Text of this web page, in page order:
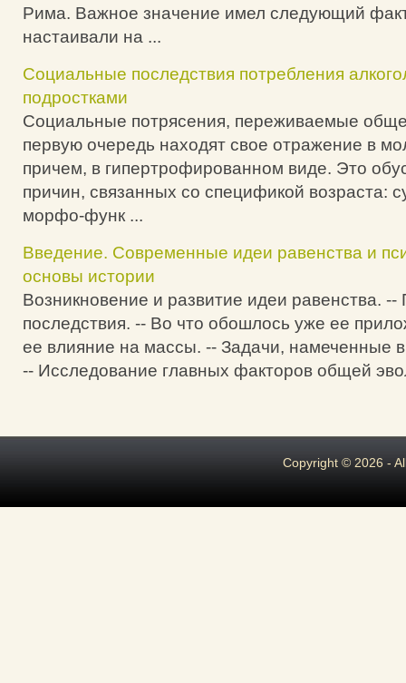
Рима. Важное значение имел следующий
настаивали на ...
Социальные последствия потребления
подростками
Социальные потрясения, переживаемые
первую очередь находят свое отражение в
причем, в гипертрофированном виде. Это
причин, связанных со спецификой возраста:
морфо-функ ...
Введение. Современные идеи равенства и
основы истории
Возникновение и развитие идеи равенства.
последствия. -- Во что обошлось уже ее
ее влияние на массы. -- Задачи, намеченные
-- Исследование главных факторов общей
Copyright © 2026 -